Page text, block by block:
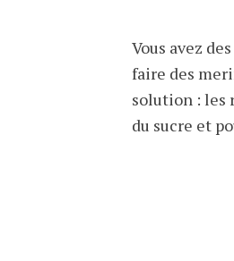
Vous avez
faire des
solution : les
du sucre et